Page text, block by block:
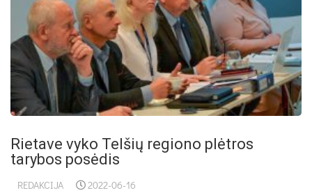
Rietave vyko Telšių regiono plėtros
tarybos posėdis
REDAKCIJA 2022-06-16